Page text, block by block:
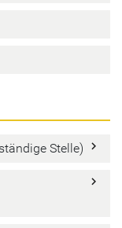
Stelle) keyboard_arrow_right
keyboard_arrow_right